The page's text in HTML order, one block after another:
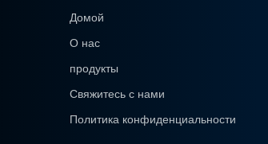
Домой
О нас
продукты
Свяжитесь с нами
Политика конфиденциальности